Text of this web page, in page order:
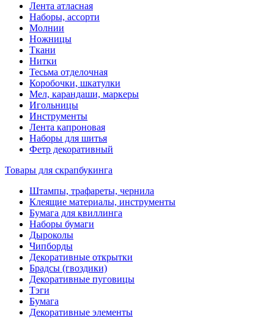
Лента атласная
Наборы, ассорти
Молнии
Ножницы
Ткани
Нитки
Тесьма отделочная
Коробочки, шкатулки
Мел, карандаши, маркеры
Игольницы
Инструменты
Лента капроновая
Наборы для шитья
Фетр декоративный
Товары для скрапбукинга
Штампы, трафареты, чернила
Клеящие материалы, инструменты
Бумага для квиллинга
Наборы бумаги
Дыроколы
Чипборды
Декоративные открытки
Брадсы (гвоздики)
Декоративные пуговицы
Тэги
Бумага
Декоративные элементы